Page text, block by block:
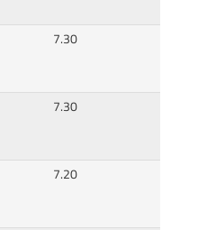
7.30
7.30
7.20